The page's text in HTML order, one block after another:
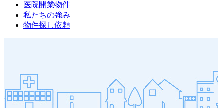
医院開業物件
私たちの強み
物件探し依頼